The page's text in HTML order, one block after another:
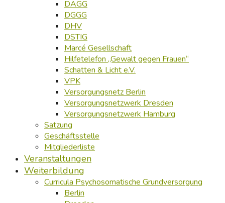
DAGG
DGGG
DHV
DSTIG
Marcé Gesellschaft
Hilfetelefon „Gewalt gegen Frauen“
Schatten & Licht e.V.
VPK
Versorgungsnetz Berlin
Versorgungsnetzwerk Dresden
Versorgungsnetzwerk Hamburg
Satzung
Geschäftsstelle
Mitgliederliste
Veranstaltungen
Weiterbildung
Curricula Psychosomatische Grundversorgung
Berlin